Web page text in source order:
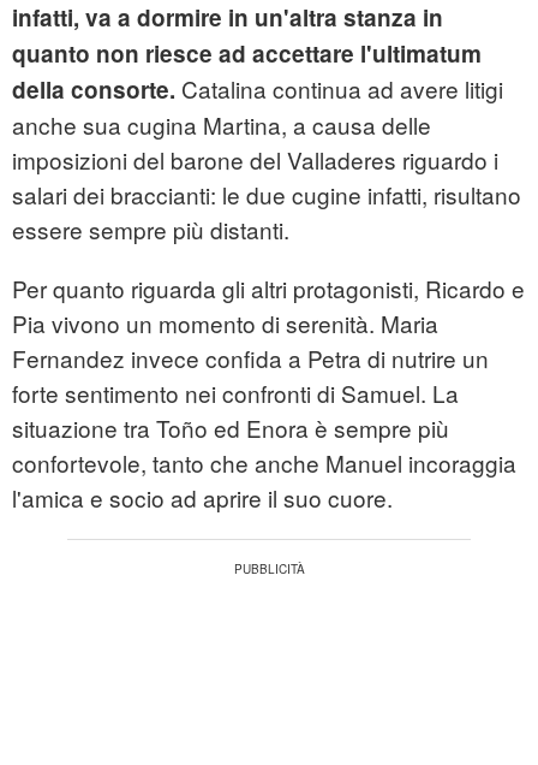
infatti, va a dormire in un'altra stanza in
quanto non riesce ad accettare l'ultimatum
della consorte. Catalina continua ad avere litigi
anche sua cugina Martina, a causa delle
imposizioni del barone del Valladeres riguardo i
salari dei braccianti: le due cugine infatti, risultano
essere sempre più distanti.
Per quanto riguarda gli altri protagonisti, Ricardo e
Pia vivono un momento di serenità. Maria
Fernandez invece confida a Petra di nutrire un
forte sentimento nei confronti di Samuel. La
situazione tra Toño ed Enora è sempre più
confortevole, tanto che anche Manuel incoraggia
l'amica e socio ad aprire il suo cuore.